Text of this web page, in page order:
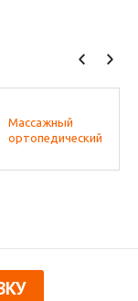
Массажный
ортопедический
шт. по 2 шт.